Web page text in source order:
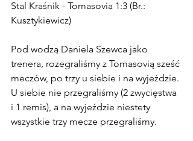
Stal Kraśnik - Tomasovia 1:3 (Br.:
Kusztykiewicz)
Pod wodzą Daniela Szewca jako
trenera, rozegraliśmy z Tomasovią sześć
meczów, po trzy u siebie i na wyjeździe.
U siebie nie przegraliśmy (2 zwycięstwa
i 1 remis), a na wyjeździe niestety
wszystkie trzy mecze przegraliśmy.